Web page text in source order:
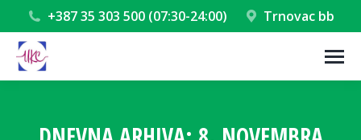
+387 35 303 500 (07:30-24:00) Trnovac bb